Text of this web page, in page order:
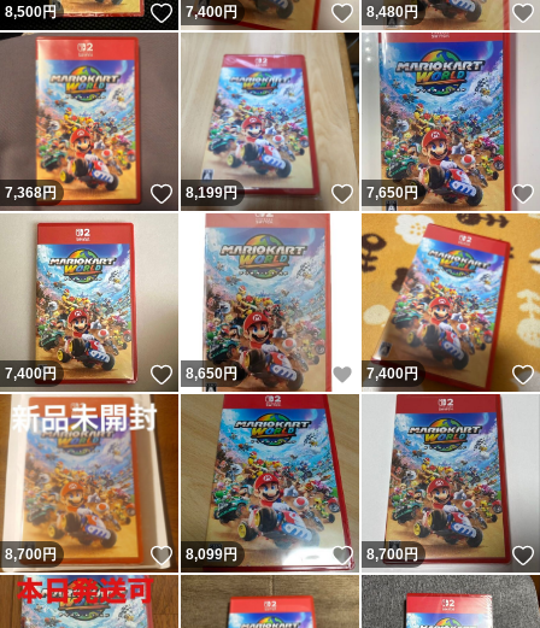
8,500円 いいね！
7,400円 いいね！
8,480円
7,368円 いいね！
8,199円 いいね！
7,650円
7,400円 いいね！
8,650円 いいね！
7,400円
8,700円 いいね！
8,099円 いいね！
8,700円